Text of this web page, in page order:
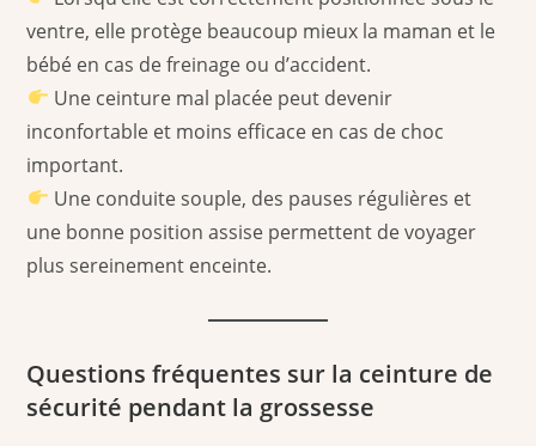
ventre, elle protège beaucoup mieux la maman et le
bébé en cas de freinage ou d’accident.
Une ceinture mal placée peut devenir
inconfortable et moins efficace en cas de choc
important.
Une conduite souple, des pauses régulières et
une bonne position assise permettent de voyager
plus sereinement enceinte.
Questions fréquentes sur la ceinture de
sécurité pendant la grossesse